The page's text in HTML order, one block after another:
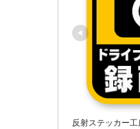
反射ステッカー工